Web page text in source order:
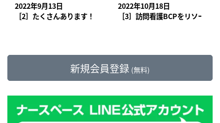
2022年9月13日
［2］たくさんあります！ ぜひ、知ってほしい、実習受け入れ
2022年10月18日
［3］訪問看護BCPをリソース
新規会員登録 (無料)